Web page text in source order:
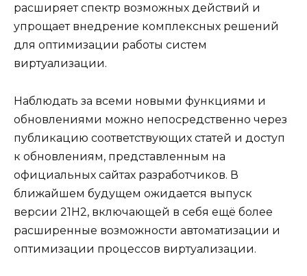
расширяет спектр возможных действий и
упрощает внедрение комплексных решений
для оптимизации работы систем
виртуализации.
Наблюдать за всеми новыми функциями и
обновлениями можно непосредственно через
публикацию соответствующих статей и доступ
к обновлениям, представленным на
официальных сайтах разработчиков. В
ближайшем будущем ожидается выпуск
версии 21H2, включающей в себя ещё более
расширенные возможности автоматизации и
оптимизации процессов виртуализации.